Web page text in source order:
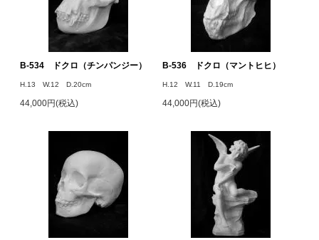
B-534 ドクロ（チンパンジー）
H.13 W.12 D.20cm
44,000円(税込)
B-536 ドクロ（マントヒヒ）
H.12 W.11 D.19cm
44,000円(税込)